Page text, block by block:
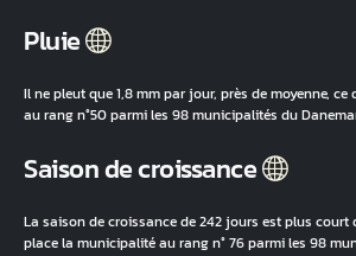
Pluie
Il ne pleut que 1,8 mm par jour, près de moyenne,
au rang n°50 parmi les 98 municipalités du
Saison de croissance
La saison de croissance de 242 jours est plus court
place la municipalité au rang n° 76 parmi les 98